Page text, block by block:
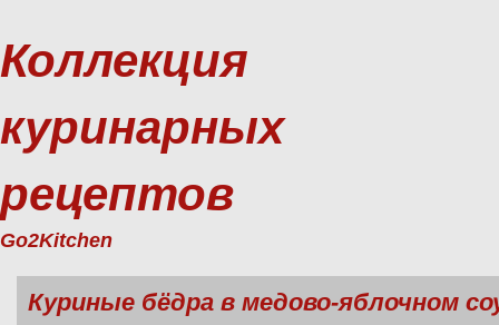
Коллекция
куринарных
рецептов
Go2Kitchen
Куриные бёдра в медово-яблочном